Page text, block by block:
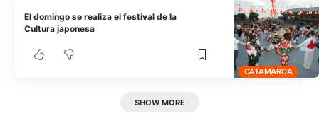
CATAMARCA
El domingo se realiza el festival de la
Cultura japonesa
SHOW MORE